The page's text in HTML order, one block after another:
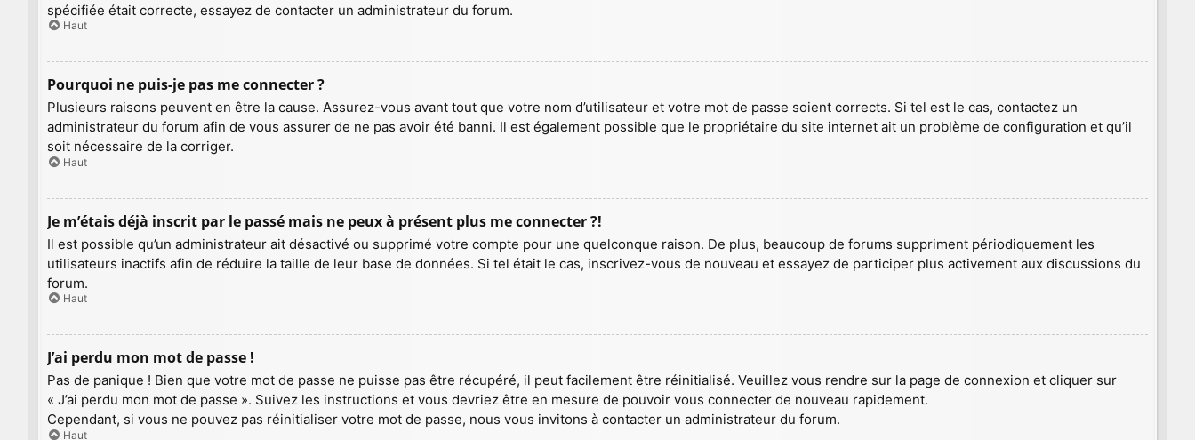
spécifiée était correcte, essayez de contacter un administrateur du forum.
Haut
Pourquoi ne puis-je pas me connecter ?
Plusieurs raisons peuvent en être la cause. Assurez-vous avant tout que votre nom d’utilisateur et votre mot de passe soient corrects. Si tel est le cas, contactez un
administrateur du forum afin de vous assurer de ne pas avoir été banni. Il est également possible que le propriétaire du site internet ait un problème de configuration et qu’il
soit nécessaire de la corriger.
Haut
Je m’étais déjà inscrit par le passé mais ne peux à présent plus me connecter ?!
Il est possible qu’un administrateur ait désactivé ou supprimé votre compte pour une quelconque raison. De plus, beaucoup de forums suppriment périodiquement les
utilisateurs inactifs afin de réduire la taille de leur base de données. Si tel était le cas, inscrivez-vous de nouveau et essayez de participer plus activement aux discussions du
forum.
Haut
J’ai perdu mon mot de passe !
Pas de panique ! Bien que votre mot de passe ne puisse pas être récupéré, il peut facilement être réinitialisé. Veuillez vous rendre sur la page de connexion et cliquer sur
« J’ai perdu mon mot de passe ». Suivez les instructions et vous devriez être en mesure de pouvoir vous connecter de nouveau rapidement.
Cependant, si vous ne pouvez pas réinitialiser votre mot de passe, nous vous invitons à contacter un administrateur du forum.
Haut